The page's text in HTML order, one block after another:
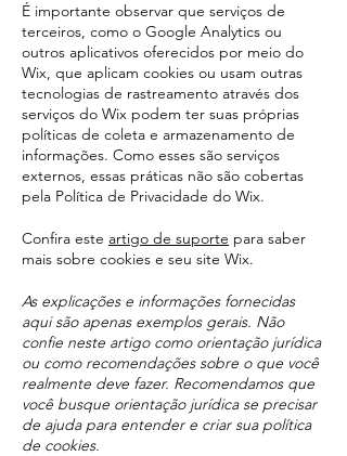
É importante observar que serviços de
terceiros, como o Google Analytics ou
outros aplicativos oferecidos por meio do
Wix, que aplicam cookies ou usam outras
tecnologias de rastreamento através dos
serviços do Wix podem ter suas próprias
políticas de coleta e armazenamento de
informações. Como esses são serviços
externos, essas práticas não são cobertas
pela Política de Privacidade do Wix.
Confira este artigo de suporte para saber
mais sobre cookies e seu site Wix.
As explicações e informações fornecidas
aqui são apenas exemplos gerais. Não
confie neste artigo como orientação jurídica
ou como recomendações sobre o que você
realmente deve fazer. Recomendamos que
você busque orientação jurídica se precisar
de ajuda para entender e criar sua política
de cookies.